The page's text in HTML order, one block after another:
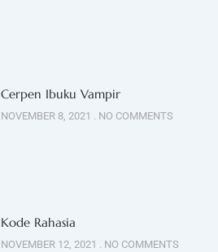
Cerpen Ibuku Vampir
NOVEMBER 8, 2021 NO COMMENTS
Kode Rahasia
NOVEMBER 12, 2021 NO COMMENTS